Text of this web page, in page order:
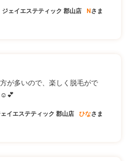
ジェイエステティック 郡山店 N さま
が多いので、楽しく脱毛がで
☺💕
イエステティック 郡山店 ひなさま